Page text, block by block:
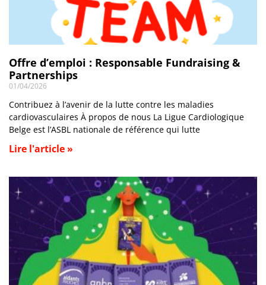
Offre d’emploi : Responsable Fundraising &
Partnerships
01/04/2026
Contribuez à l’avenir de la lutte contre les maladies
cardiovasculaires À propos de nous La Ligue Cardiologique
Belge est l’ASBL nationale de référence qui lutte
Lire l'article »